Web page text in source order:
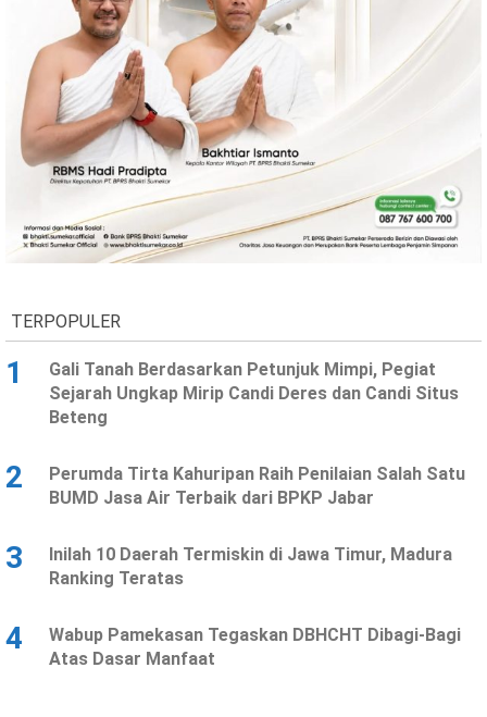
©
Copyright
2026
News
Indonesia
.
All
Right
TERPOPULER
1
Gali Tanah Berdasarkan Petunjuk Mimpi, Pegiat
Sejarah Ungkap Mirip Candi Deres dan Candi Situs
Beteng
2
Perumda Tirta Kahuripan Raih Penilaian Salah Satu
BUMD Jasa Air Terbaik dari BPKP Jabar
3
Inilah 10 Daerah Termiskin di Jawa Timur, Madura
Ranking Teratas
4
Wabup Pamekasan Tegaskan DBHCHT Dibagi-Bagi
Atas Dasar Manfaat